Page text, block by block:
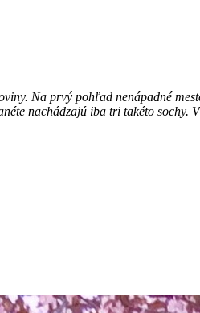
Na prvý pohľad nenápadné
nachádzajú iba tri takéto